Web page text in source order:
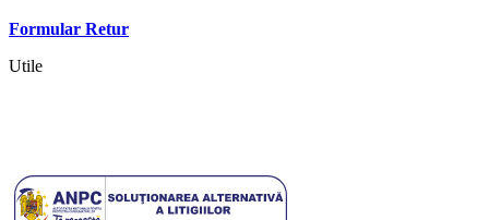
Formular Retur
Utile